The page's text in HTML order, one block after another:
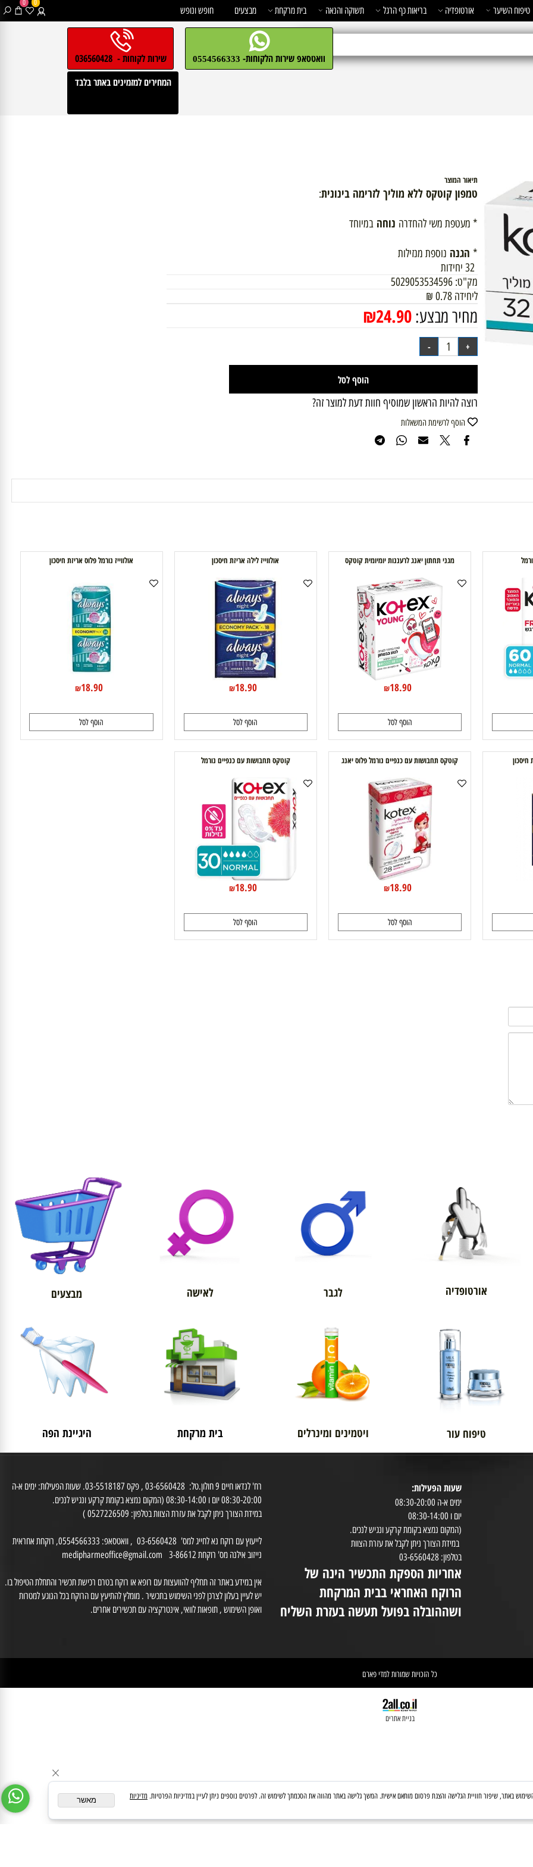
שירות לקוחות - 036560428 וואטסאפ שירות הלקוחות-0554566333
המחירים למזמינים באתר בלבד
0 0
אורטופדיה בריאות כף הרגל תשוקה והנאה בית מרקחת מבצעים חופש ונופש
תיאור המוצר
טמפון קוטקס ללא מוליך לזרימה בינונית:
נוחה
הגנה נוספת מנזילות
מק"ט: 5029053534596
ליחידה0.78
₪
מחיר מבצע: ₪24.90
הוסף לסל
רוצה להיות הראשון שמוסיף חוות דעת למוצר זה?
הוסף לרשימת המשאלות
מגני תחתון יאנג לרעננות יומיומית קוטקס
₪18.90
הוסף לסל
אולווייז לילה אריזת חיסכון
₪18.90
הוסף לסל
אולווייז נורמל פלוס אריזת חיסכון
₪18.90
קוטקס תחבושות עם כנפיים נורמל פלוס יאנג
₪18.90
קוטקס תחבושות עם כנפיים נורמל
₪18.90
לאישה מבצעים
בית מרקחת היגיינת הפה
שעות הפעילות:
(המקום נמצא בקומת קרקע ונגיש לנכים.
במידת הצורך ניתן לקבל את עזרת הצוות
הרוקח האחראי בבית המרקחת
ושההובלה בפועל תעשה בעזרת השליח
רח' לנדאו חיים 9 חולון.טל: 03-6560428 , פקס 03-5518187. שעות הפעילות: ימים א-ה
08:30-20:00 יום ו 08:30-14:00 (המקום נמצא בקומת קרקע ונגיש לנכים.
במידת הצורך ניתן לקבל את עזרת הצוות בטלפון: 0527226509 )
נייזוב אילנה מס' רוקחת 3-86612 medipharmeoffice@gmail.com
יש לעיין בעלון לצרכן לפני השימוש בתכשיר . מומלץ להתיעץ עם הרוקח בכל הנוגע למטרות